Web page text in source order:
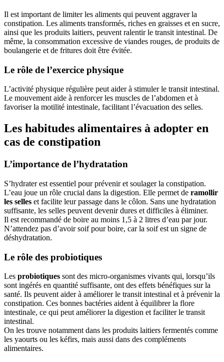
Il est important de limiter les aliments qui peuvent aggraver la
constipation. Les aliments transformés, riches en graisses et en sucre,
ainsi que les produits laitiers, peuvent ralentir le transit intestinal. De
même, la consommation excessive de viandes rouges, de produits de
boulangerie et de fritures doit être évitée.
Le rôle de l’exercice physique
L’activité physique régulière peut aider à stimuler le transit intestinal.
Le mouvement aide à renforcer les muscles de l’abdomen et à
favoriser la motilité intestinale, facilitant l’évacuation des selles.
Les habitudes alimentaires à adopter en
cas de constipation
L’importance de l’hydratation
S’hydrater est essentiel pour prévenir et soulager la constipation.
L’eau joue un rôle crucial dans la digestion. Elle permet de ramollir
les selles et facilite leur passage dans le côlon. Sans une hydratation
suffisante, les selles peuvent devenir dures et difficiles à éliminer.
Il est recommandé de boire au moins 1,5 à 2 litres d’eau par jour.
N’attendez pas d’avoir soif pour boire, car la soif est un signe de
déshydratation.
Le rôle des probiotiques
Les probiotiques sont des micro-organismes vivants qui, lorsqu’ils
sont ingérés en quantité suffisante, ont des effets bénéfiques sur la
santé. Ils peuvent aider à améliorer le transit intestinal et à prévenir la
constipation. Ces bonnes bactéries aident à équilibrer la flore
intestinale, ce qui peut améliorer la digestion et faciliter le transit
intestinal.
On les trouve notamment dans les produits laitiers fermentés comme
les yaourts ou les kéfirs, mais aussi dans des compléments
alimentaires.